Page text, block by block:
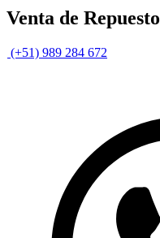
Venta de
(+51) 989 284 672